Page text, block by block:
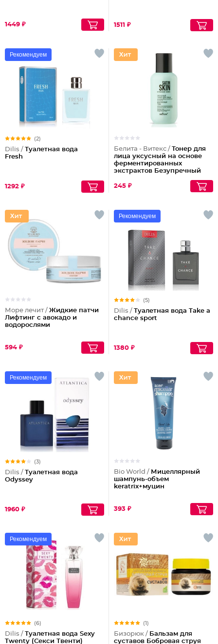
1449 ₽ 1511 ₽
Рекомендуем
(2)
Dilis / Туалетная вода
Fresh
1292 ₽
Белита - Витекс / Тонер для
лица уксусный на основе
ферментированных
экстрактов Безупречный
245 ₽
Море лечит / Жидкие патчи
Лифтинг с авокадо и
водорослями
594 ₽
Рекомендуем
(5)
Dilis / Туалетная вода Take a
chance sport
1380 ₽
Рекомендуем
(3)
Dilis / Туалетная вода
Odyssey
1960 ₽
Bio World / Мицеллярный
шампунь-объем
keratrix+муцин
393 ₽
Рекомендуем
(6)
Dilis / Туалетная вода Sexy
Twenty (Секси Твенти)
(1)
Бизорюк / Бальзам для
суставов Бобровая струя